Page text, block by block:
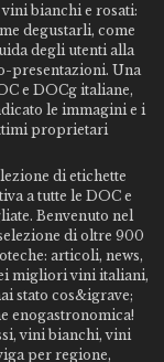
bianchi e rosati:
degustarli, come
degli utenti alla
presentazioni. Una
e DOCg italiane,
le immagini e i
proprietari
di etichette
a tutte le DOC e
Benvenuto nel
di oltre 900
articoli, news,
migliori vini italiani,
stato cos&igrave;
enogastronomica!
vini bianchi, vini
per regione,